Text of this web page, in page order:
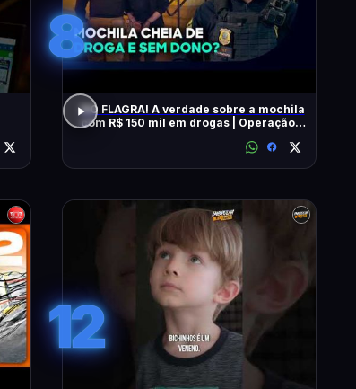
8
NO FLAGRA! A verdade sobre a mochila
com R$ 150 mil em drogas | Operação
12